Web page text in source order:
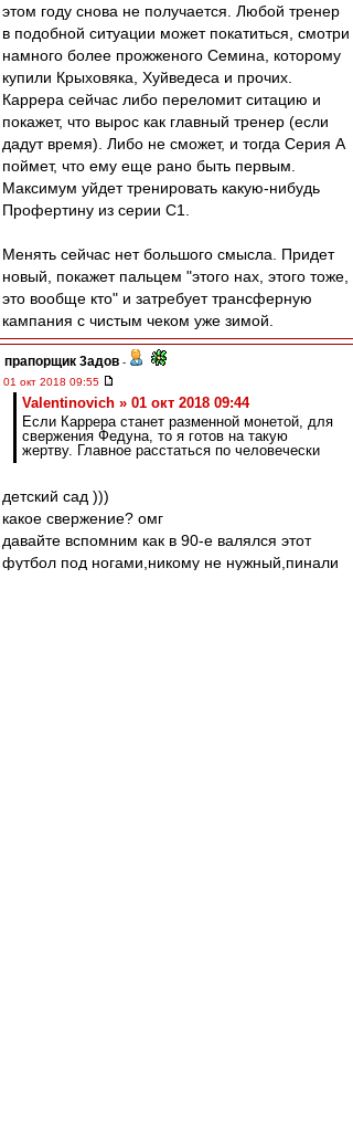
этом году снова не получается. Любой тренер
в подобной ситуации может покатиться, смотри
намного более прожженого Семина, которому
купили Крыховяка, Хуйведеса и прочих.
Каррера сейчас либо переломит ситацию и
покажет, что вырос как главный тренер (если
дадут время). Либо не сможет, и тогда Серия А
поймет, что ему еще рано быть первым.
Максимум уйдет тренировать какую-нибудь
Профертину из серии С1.
Менять сейчас нет большого смысла. Придет
новый, покажет пальцем "этого нах, этого тоже,
это вообще кто" и затребует трансферную
кампания с чистым чеком уже зимой.
прапорщик 3адoв -
01 окт 2018 09:55
Valentinovich » 01 окт 2018 09:44
Если Каррера станет разменной монетой, для
свержения Федуна, то я готов на такую
жертву. Главное расстаться по человечески
детский сад )))
какое свержение? омг
давайте вспомним как в 90-е валялся этот
футбол под ногами,никому не нужный,пинали